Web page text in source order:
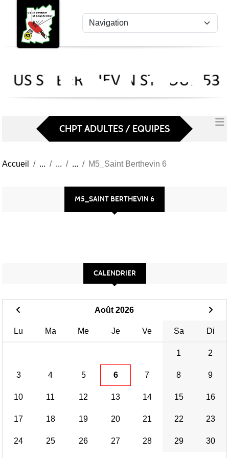
US
St
53
CHPT ADULTES / EQUIPES
Accueil M5_Saint Berthevin 6
M5_SAINT BERTHEVIN 6
CALENDRIER
Août 2026
Lu Ma Me Je Ve Sa Di
1 2
3 4 5 6 7 8 9
10 11 12 13 14 15 16
17 18 19 20 21 22 23
24 25 26 27 28 29 30
Panneau de gestion des cookies